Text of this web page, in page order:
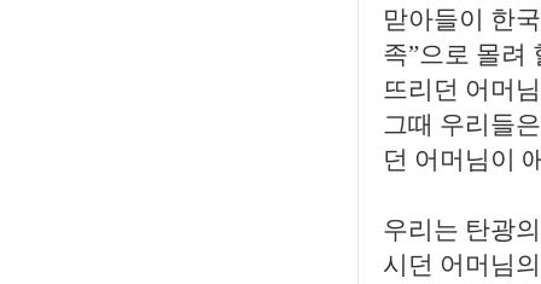
맏아들이 한
족”으로 몰려
뜨리던 어머
그때 우리들
던 어머님이
우리는 탄광
시던 어머님